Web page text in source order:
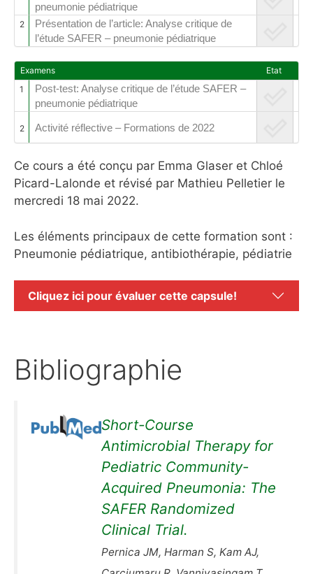
pneumonie pédiatrique
2
Présentation de l’article: Analyse critique de
l’étude SAFER – pneumonie pédiatrique
Examens
Etat
1
Post-test: Analyse critique de l’étude SAFER –
pneumonie pédiatrique
2 Activité réflective – Formations de 2022
Ce cours a été conçu par Emma Glaser et Chloé
Picard-Lalonde et révisé par Mathieu Pelletier le
mercredi 18 mai 2022.
Les éléments principaux de cette formation sont :
Pneumonie pédiatrique, antibiothérapie, pédiatrie
Cliquez ici pour évaluer cette capsule!
Bibliographie
Short-Course
Antimicrobial Therapy for
Pediatric Community-
Acquired Pneumonia: The
SAFER Randomized
Clinical Trial.
Pernica JM, Harman S, Kam AJ,